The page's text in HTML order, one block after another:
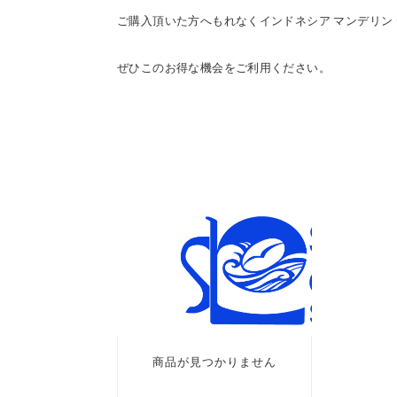
ご購入頂いた方へもれなくインドネシア マンデリ
ぜひこのお得な機会をご利用ください。